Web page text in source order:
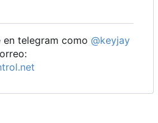
en telegram como @keyjay